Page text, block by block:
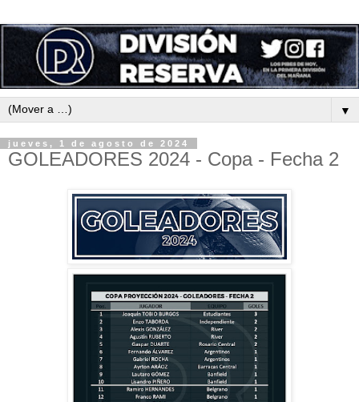
▼
jueves, 1 de agosto de 2024
GOLEADORES 2024 - Copa - Fecha 2